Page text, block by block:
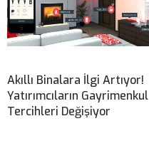
Akıllı Binalara İlgi Artıyor!
Yatırımcıların Gayrimenkul
Tercihleri Değişiyor